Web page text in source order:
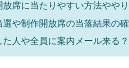
席に当たりやすい方法やや
や制作開放席の当落結果の
人や全員に案内メール来る？